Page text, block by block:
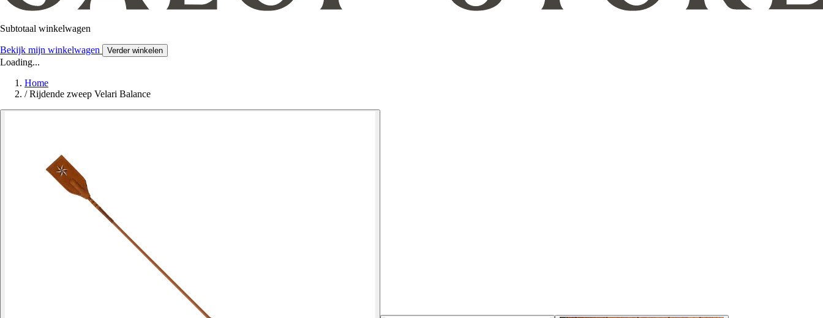
Subtotaal winkelwagen
Bekijk mijn winkelwagen Verder winkelen
Loading...
Home
/ Rijdende zweep Velari Balance